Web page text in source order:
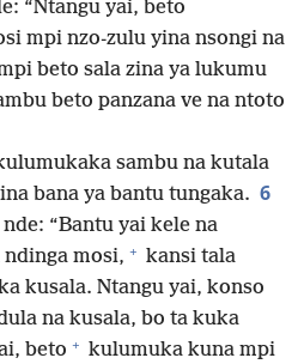
“Ntangu yai, beto
mpi nzo-zulu yina nsongi na
beto sala zina ya lukumu
beto panzana ve na ntoto
sambu na kutala
bana ya bantu tungaka. 6
“Bantu yai kele na
mosi, + kansi tala
kusala. Ntangu yai, konso
na kusala, bo ta kuka
beto + kulumuka kuna mpi